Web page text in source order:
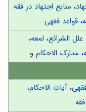
، منابع اجتهاد در فقه
،قواعد فقهی
علل الشرائع، لمعه،
، مدارک الاحکام و ...
، آیات الاحکام،